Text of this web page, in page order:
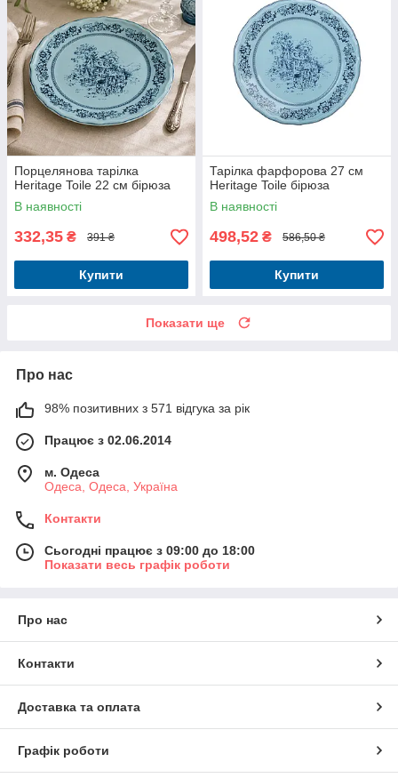
Порцелянова тарілка
Heritage Toile 22 см бірюза
В наявності
332,35 ₴ 391 ₴
Купити
Тарілка фарфорова 27 см
Heritage Toile бірюза
В наявності
498,52 ₴ 586,50 ₴
Купити
Показати ще
Про нас
98% позитивних з 571 відгука за рік
Працює з 02.06.2014
м. Одеса
Одеса, Одеса, Україна
Контакти
Сьогодні працює з 09:00 до 18:00
Показати весь графік роботи
Про нас
Контакти
Доставка та оплата
Графік роботи